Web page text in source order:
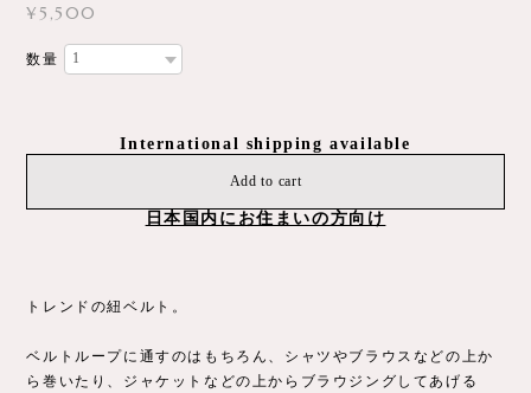
¥5,500
数量
International shipping available
Add to cart
日本国内にお住まいの方向け
トレンドの紐ベルト。
ベルトループに通すのはもちろん、シャツやブラウスなどの上か
ら巻いたり、ジャケットなどの上からブラウジングしてあげる